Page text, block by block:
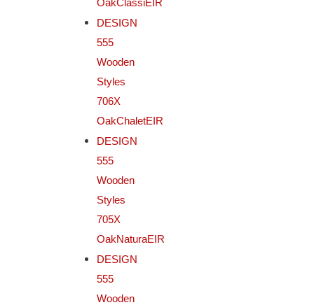
OakClassiEIR
DESIGN
555
Wooden
Styles
706X
OakChaletEIR
DESIGN
555
Wooden
Styles
705X
OakNaturaEIR
DESIGN
555
Wooden